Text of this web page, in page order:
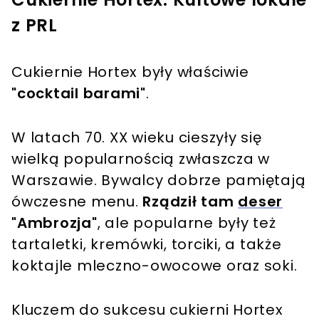
z PRL
Cukiernie Hortex były właściwie
"cocktail barami".
W latach 70. XX wieku cieszyły się
wielką popularnością zwłaszcza w
Warszawie. Bywalcy dobrze pamiętają
ówczesne menu. Rządził tam deser
"Ambrozja", ale popularne były też
tartaletki, kremówki, torciki, a także
koktajle mleczno-owocowe oraz soki.
Kluczem do sukcesu cukierni Hortex